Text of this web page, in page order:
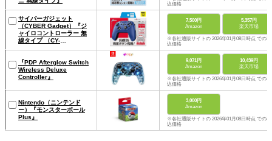
込価格
サイバーガジェット
（CYBER Gadget）『ジ
ャイロコントローラー 無
線タイプ （CY-
7,500円
Amazon
5,357円
楽天市場
※各社通販サイトの 2026年01月08日時点 での税
込価格
『PDP Afterglow Switch
Wireless Deluxe
Controller』
9,071円
Amazon
10,439円
楽天市場
※各社通販サイトの 2026年01月08日時点 での税
込価格
Nintendo（ニンテンド
ー）『モンスターボール
Plus』
3,000円
Amazon
※各社通販サイトの 2026年01月08日時点 での税
込価格